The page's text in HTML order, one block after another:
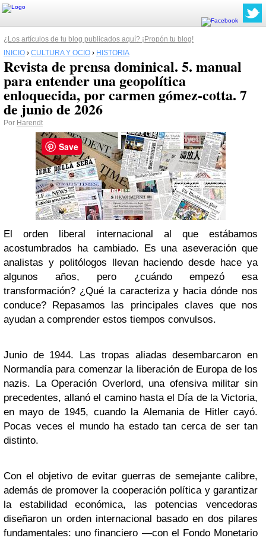
¿Los artículos de tu blog publicados aquí? ¡Propón tu blog!
INICIO › CULTURA Y OCIO › HISTORIA
Revista de prensa dominical. 5. manual
para entender una geopolítica
enloquecida, por carmen gómez-cotta. 7
de junio de 2026
Por Harendt
El orden liberal internacional al que estábamos
acostumbrados ha cambiado. Es una aseveración que
analistas y politólogos llevan haciendo desde hace ya
algunos años, pero ¿cuándo empezó esa
transformación? ¿Qué la caracteriza y hacia dónde nos
conduce? Repasamos las principales claves que nos
ayudan a comprender estos tiempos convulsos.
Junio de 1944. Las tropas aliadas desembarcaron en
Normandía para comenzar la liberación de Europa de los
nazis. La Operación Overlord, una ofensiva militar sin
precedentes, allanó el camino hasta el Día de la Victoria,
en mayo de 1945, cuando la Alemania de Hitler cayó.
Pocas veces el mundo ha estado tan cerca de ser tan
distinto.
Con el objetivo de evitar guerras de semejante calibre,
además de promover la cooperación política y garantizar
la estabilidad económica, las potencias vencedoras
diseñaron un orden internacional basado en dos pilares
fundamentales: uno financiero —con el Fondo Monetario
Save